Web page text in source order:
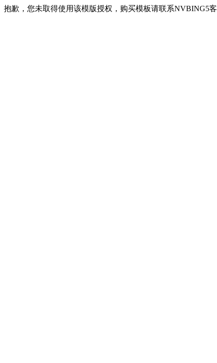
抱歉，您未取得使用该模版授权，购买模板请联系NVBING5客